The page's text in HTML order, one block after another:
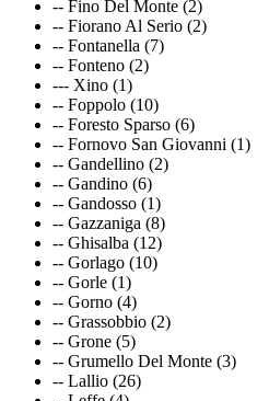
-- Fino Del Monte (2)
-- Fiorano Al Serio (2)
-- Fontanella (7)
-- Fonteno (2)
--- Xino (1)
-- Foppolo (10)
-- Foresto Sparso (6)
-- Fornovo San Giovanni (1)
-- Gandellino (2)
-- Gandino (6)
-- Gandosso (1)
-- Gazzaniga (8)
-- Ghisalba (12)
-- Gorlago (10)
-- Gorle (1)
-- Gorno (4)
-- Grassobbio (2)
-- Grone (5)
-- Grumello Del Monte (3)
-- Lallio (26)